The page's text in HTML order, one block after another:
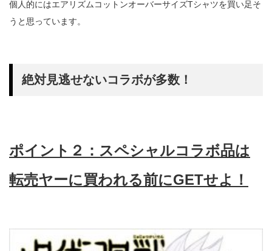
個人的にはエアリズムコットンオーバーサイズTシャツを買い足そ
うと思っています。
絶対見逃せないコラボが多数！
ポイント２：スペシャルコラボ品は
転売ヤーに買われる前にGETせよ！